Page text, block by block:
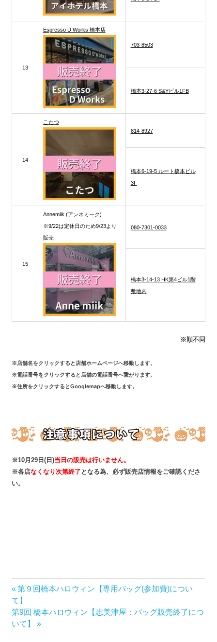
13
Espresso D Works 橋本店
703-8503
橋本3-27-6 S&Yビル1FB
14
こたつ
814-8927
橋本6-19-5 ルート橋本ビル
3F
15
Annemiik (アンネミーク)
※9/22は定休日のため9/23より
販売
080-7301-0033
橋本3-14-13 HK第4ビル1階
敷地内
※ 順不同
※店舗名をクリックすると店舗ホームページへ移動します。
※電話番号をクリックすると店舗の電話番号へ繋がります。
※住所をクリックするとGooglemapへ移動します。
※10月29日(日)当日の販売は行いません。
※各店なくなり次第終了 となる為、必ず販売店情報をご確認くださ
い。
投
稿
ナ
前
の
記
事:
第９回橋本ハロウィン【専用バッグ(参加費)につい
て】
次
の
記
第9回 橋本ハロウィン【志美津屋：バッグ販売終了につ
いて】